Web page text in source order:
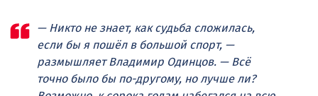
— Никто не знает, как судьба сложилась,
если бы я пошёл в большой спорт, —
размышляет Владимир Одинцов. — Всё
точно было бы по-другому, но лучше ли?